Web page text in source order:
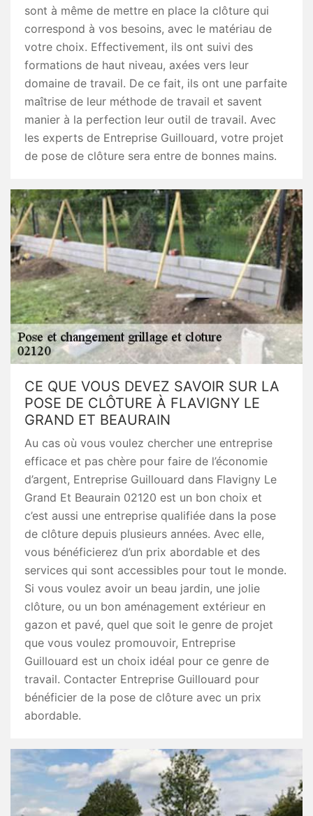
sont à même de mettre en place la clôture qui
correspond à vos besoins, avec le matériau de
votre choix. Effectivement, ils ont suivi des
formations de haut niveau, axées vers leur
domaine de travail. De ce fait, ils ont une parfaite
maîtrise de leur méthode de travail et savent
manier à la perfection leur outil de travail. Avec
les experts de Entreprise Guillouard, votre projet
de pose de clôture sera entre de bonnes mains.
CE QUE VOUS DEVEZ SAVOIR SUR LA
POSE DE CLÔTURE À FLAVIGNY LE
GRAND ET BEAURAIN
Au cas où vous voulez chercher une entreprise
efficace et pas chère pour faire de l’économie
d’argent, Entreprise Guillouard dans Flavigny Le
Grand Et Beaurain 02120 est un bon choix et
c’est aussi une entreprise qualifiée dans la pose
de clôture depuis plusieurs années. Avec elle,
vous bénéficierez d’un prix abordable et des
services qui sont accessibles pour tout le monde.
Si vous voulez avoir un beau jardin, une jolie
clôture, ou un bon aménagement extérieur en
gazon et pavé, quel que soit le genre de projet
que vous voulez promouvoir, Entreprise
Guillouard est un choix idéal pour ce genre de
travail. Contacter Entreprise Guillouard pour
bénéficier de la pose de clôture avec un prix
abordable.